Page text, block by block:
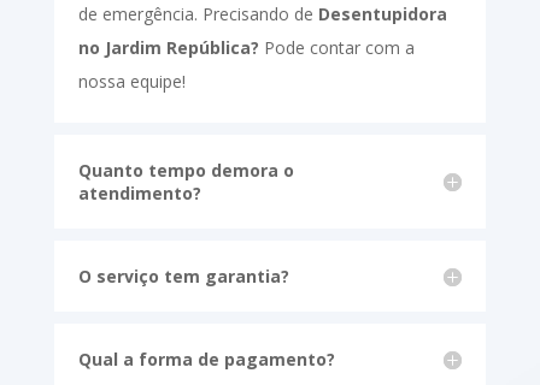
de emergência. Precisando de Desentupidora
no Jardim República? Pode contar com a
nossa equipe!
Quanto tempo demora o
atendimento?
O serviço tem garantia?
Qual a forma de pagamento?